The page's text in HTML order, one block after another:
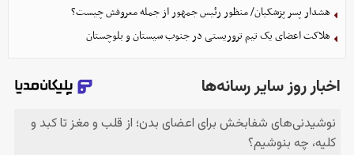
هشدار پسر پزشکیان/ منظور رئیس جمهور از جمله معروفش چیست؟
هلاکت اعضای یک تیم تروریستی در جنوب سیستان و بلوچستان